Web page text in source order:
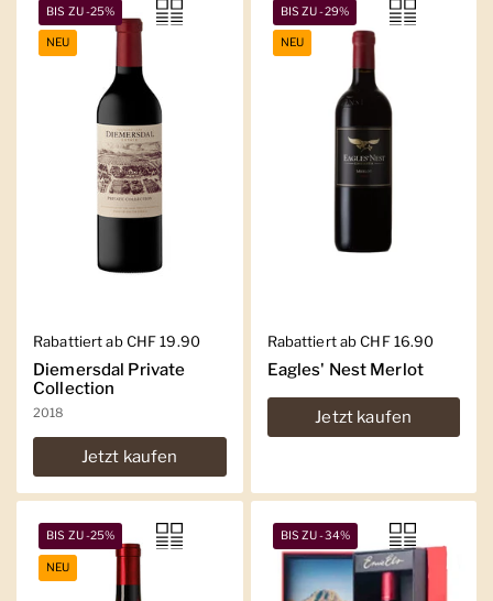
Regulärer Preis
Rabattiert ab CHF 19.90
Diemersdal Private
Collection
2018
Jetzt kaufen
BIS ZU -25%
NEU
Regulärer Preis
Rabattiert ab CHF 16.90
Eagles' Nest Merlot
Jetzt kaufen
BIS ZU -29%
NEU
BIS ZU -25%
NEU
BIS ZU -34%